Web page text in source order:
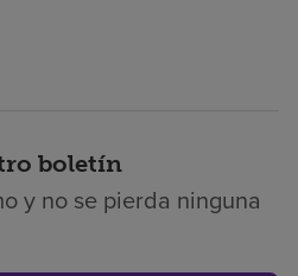
boletín
y no se pierda ninguna